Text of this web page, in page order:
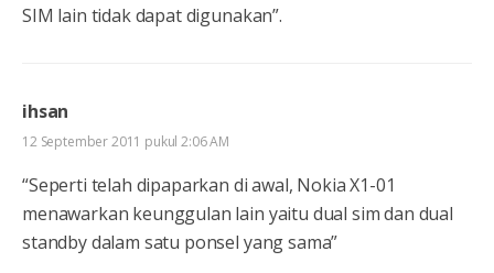
SIM lain tidak dapat digunakan”.
ihsan
12 September 2011 pukul 2:06 AM
“Seperti telah dipaparkan di awal, Nokia X1-01
menawarkan keunggulan lain yaitu dual sim dan dual
standby dalam satu ponsel yang sama”